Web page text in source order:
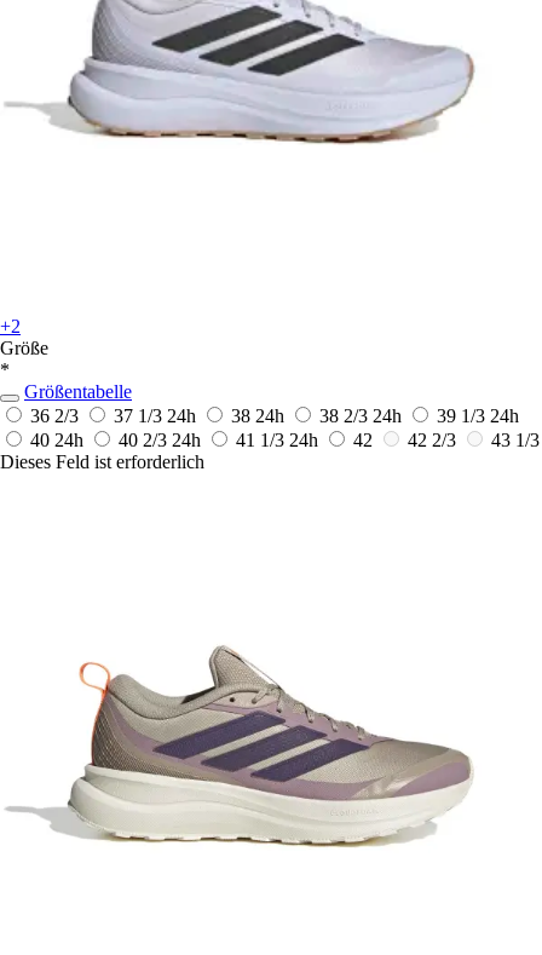
+2
Größe
*
Größentabelle
36 2/3
37 1/3 24h 38 24h 38 2/3 24h 39 1/3 24h
40 24h 40 2/3 24h 41 1/3 24h 42 42 2/3
43 1/3
Dieses Feld ist erforderlich